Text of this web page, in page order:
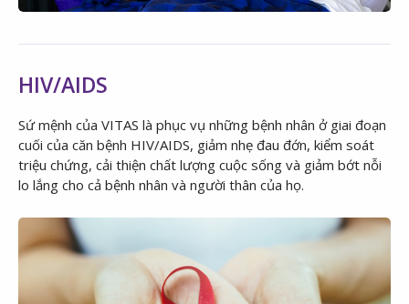
HIV/AIDS
Sứ mệnh của VITAS là phục vụ những bệnh nhân ở giai đoạn
cuối của căn bệnh HIV/AIDS, giảm nhẹ đau đớn, kiểm soát
triệu chứng, cải thiện chất lượng cuộc sống và giảm bớt nỗi
lo lắng cho cả bệnh nhân và người thân của họ.